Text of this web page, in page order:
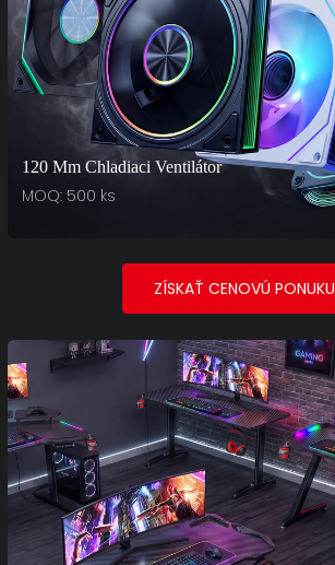
120 Mm Chladiaci Ventilátor
MOQ: 500 ks
ZÍSKAŤ CENOVÚ PONUKU